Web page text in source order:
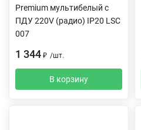
Premium мультибелый с
ПДУ 220V (радио) IP20 LSC
007
1 344 ₽ /шт.
В корзину